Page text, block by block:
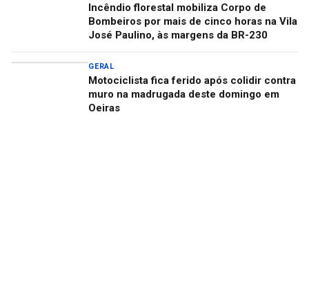
Incêndio florestal mobiliza Corpo de
Bombeiros por mais de cinco horas na Vila
José Paulino, às margens da BR-230
GERAL
Motociclista fica ferido após colidir contra
muro na madrugada deste domingo em
Oeiras